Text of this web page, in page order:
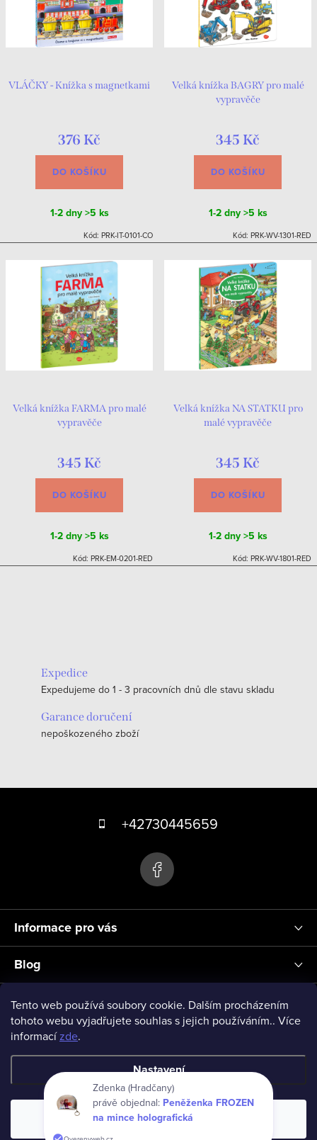
Tento web používá soubory cookie. Dalším procházením
tohoto webu vyjadřujete souhlas s jejich používáním.. Více
informacízde.
Nastavení
Souhlasím
VLÁČKY - Knížka s magnetkami
376 Kč
DO KOŠÍKU
1-2 dny>5 ks
Kód: PRK-IT-0101-CO
Velká knížka BAGRY pro malé
vypravěče
345 Kč
DO KOŠÍKU
1-2 dny>5 ks
Kód: PRK-WV-1301-RED
Velká knížka FARMA pro malé
vypravěče
345 Kč
DO KOŠÍKU
1-2 dny>5 ks
Kód: PRK-EM-0201-RED
Velká knížka NA STATKU pro
malé vypravěče
345 Kč
DO KOŠÍKU
1-2 dny>5 ks
Kód: PRK-WV-1801-RED
Expedice
Expedujeme do 1 - 3 pracovních dnů dle stavu skladu
Garance doručení
nepoškozeného zboží
í
+42730445659
Informace pro vás
Blog
Přihlášení
Copyright 2026 www.vseprodeti.eu. Všechna práva vyhrazena.
Zdenka (Hradčany)
právě objednal: Peněženka FROZEN
na mince holografická